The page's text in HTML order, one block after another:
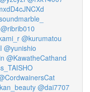
@ribrib010
@kurumatou
@yunishio
@KawatheCathand
@dai7707